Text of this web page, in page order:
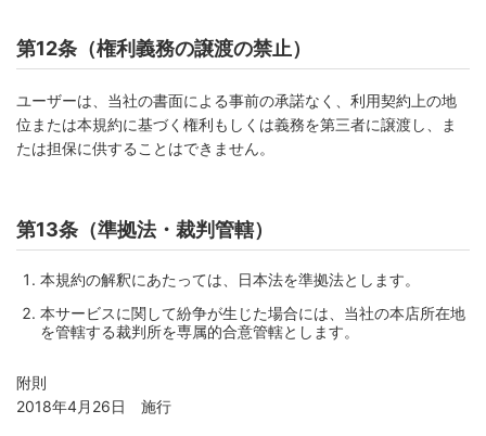
第12条（権利義務の譲渡の禁止）
ユーザーは、当社の書面による事前の承諾なく、利用契約上の地
位または本規約に基づく権利もしくは義務を第三者に譲渡し、ま
たは担保に供することはできません。
第13条（準拠法・裁判管轄）
本規約の解釈にあたっては、日本法を準拠法とします。
本サービスに関して紛争が生じた場合には、当社の本店所在地
を管轄する裁判所を専属的合意管轄とします。
附則
2018年4月26日 施行